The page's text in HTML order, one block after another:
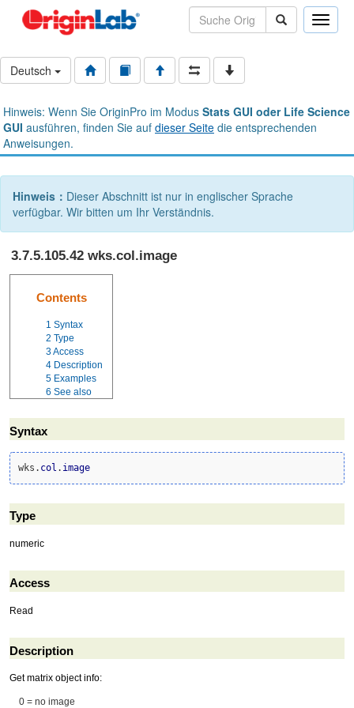
Toggle
Deutsch
Hinweis: Wenn Sie OriginPro im Modus Stats GUI oder Life Science
GUI ausführen, finden Sie auf dieser Seite die entsprechenden
Anweisungen.
Hinweis： Dieser Abschnitt ist nur in englischer Sprache
verfügbar. Wir bitten um Ihr Verständnis.
3.7.5.105.42 wks.col.image
Contents
1 Syntax
2 Type
3Access
4 Description
5 Examples
6 See also
Syntax
wks. col . image
Type
numeric
Access
Read
Description
Get matrix object info:
0 = no image